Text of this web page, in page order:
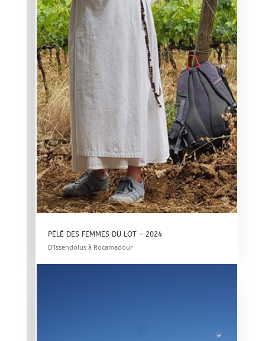
PÉLÉ DES FEMMES DU LOT – 2024
D’Issendolus à Rocamadour